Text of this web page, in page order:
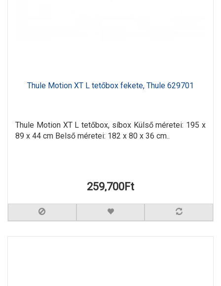
Thule Motion XT L tetőbox fekete, Thule 629701
Thule Motion XT L tetőbox, síbox Külső méretei: 195 x
89 x 44 cm Belső méretei: 182 x 80 x 36 cm..
259,700Ft